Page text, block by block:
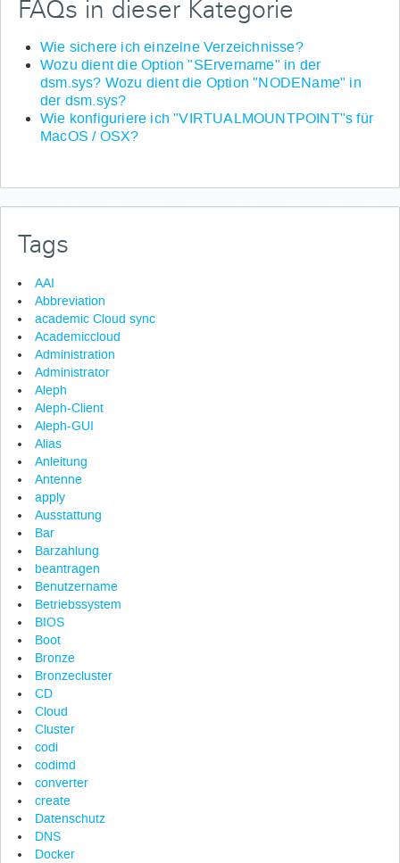
FAQs in dieser Kategorie
Wie sichere ich einzelne Verzeichnisse?
Wozu dient die Option "SErvername" in der
dsm.sys? Wozu dient die Option "NODEName" in
der dsm.sys?
Wie konfiguriere ich "VIRTUALMOUNTPOINT"s für
MacOS / OSX?
Tags
AAI
Abbreviation
academic Cloud sync
Academiccloud
Administration
Administrator
Aleph
Aleph-Client
Aleph-GUI
Alias
Anleitung
Antenne
apply
Ausstattung
Bar
Barzahlung
beantragen
Benutzername
Betriebssystem
BIOS
Boot
Bronze
Bronzecluster
CD
Cloud
Cluster
codi
codimd
converter
create
Datenschutz
DNS
Docker